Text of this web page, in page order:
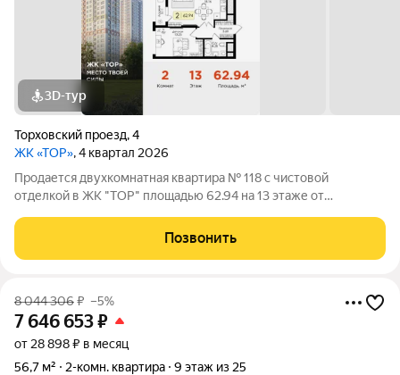
3D-тур
Торховский проезд,4
ЖК «ТОР», 4 квартал 2026
Продается двухкомнатная квартира № 118 с чистовой
отделкой в ЖК "ТОР" площадью 62.94 на 13 этаже от
присвоен повышенный уровень комфортности комфорт плюс.
Он подразумевает светлые просторные
Позвонить
8 044 306₽ –5%
7 646 653₽
от 28 898 ₽ в месяц
56,7 м²
2-комн. квартира 9 этаж из 25